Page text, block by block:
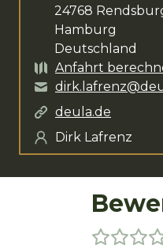
24768
Hamburg
Deutschland
Anfahrt
deula.de
Dirk Lafrenz